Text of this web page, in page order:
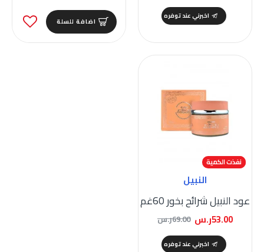
اخبرني عند توفره
اضافة للسلة
-23 %
نفذت الكمية
النبيل
عود النبيل شرائح بخور 60غم
53.00ر.س 69.00ر.س
اخبرني عند توفره